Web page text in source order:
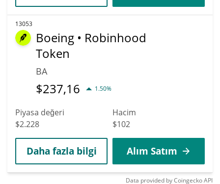
13053
Boeing • Robinhood
Token
BA
$237,16 1.50%
Piyasa değeri
$2.228
Hacim
$102
Daha fazla bilgi Alım Satım
Data provided byCoingeckoAPI